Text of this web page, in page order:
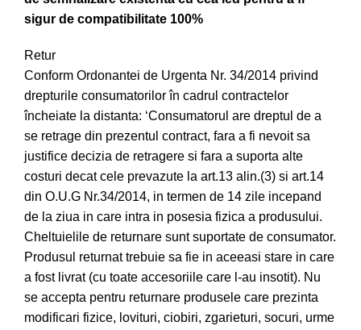
sigur de compatibilitate 100%
Retur
Conform Ordonantei de Urgenta Nr. 34/2014 privind
drepturile consumatorilor în cadrul contractelor
încheiate la distanta: ‘Consumatorul are dreptul de a
se retrage din prezentul contract, fara a fi nevoit sa
justifice decizia de retragere si fara a suporta alte
costuri decat cele prevazute la art.13 alin.(3) si art.14
din O.U.G Nr.34/2014, in termen de 14 zile incepand
de la ziua in care intra in posesia fizica a produsului.
Cheltuielile de returnare sunt suportate de consumator.
Produsul returnat trebuie sa fie in aceeasi stare in care
a fost livrat (cu toate accesoriile care l-au insotit). Nu
se accepta pentru returnare produsele care prezinta
modificari fizice, lovituri, ciobiri, zgarieturi, socuri, urme